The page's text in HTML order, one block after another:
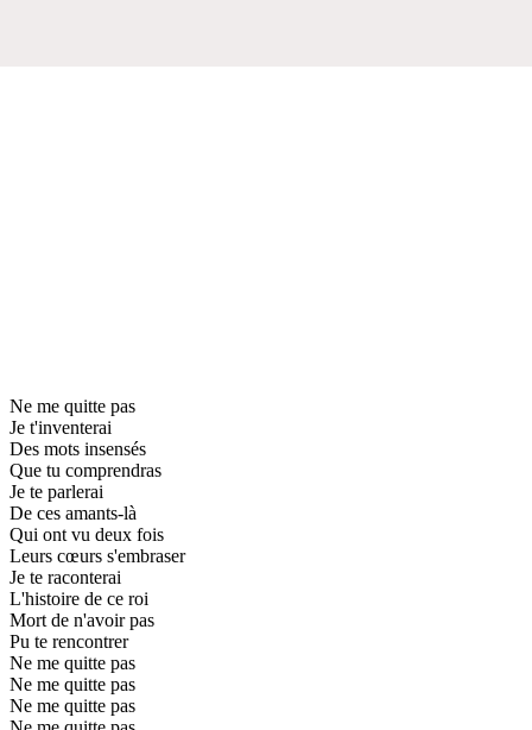
Ne me quitte pas
Je t'inventerai
Des mots insensés
Que tu comprendras
Je te parlerai
De ces amants-là
Qui ont vu deux fois
Leurs cœurs s'embraser
Je te raconterai
L'histoire de ce roi
Mort de n'avoir pas
Pu te rencontrer
Ne me quitte pas
Ne me quitte pas
Ne me quitte pas